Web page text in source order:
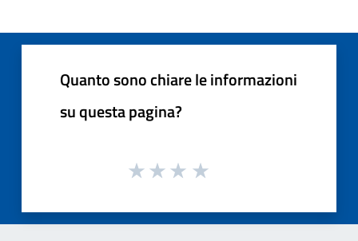
Quanto sono chiare le informazioni
su questa pagina?